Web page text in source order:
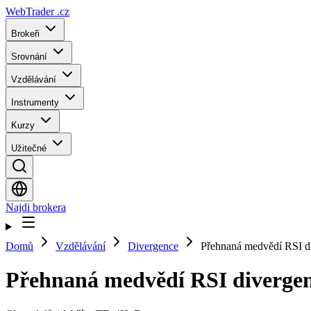
WebTrader .cz
Brokeři
Srovnání
Vzdělávání
Instrumenty
Kurzy
Užitečné
Najdi brokera
Domů Vzdělávání Divergence Přehnaná medvědí RSI
Přehnaná medvědí RSI